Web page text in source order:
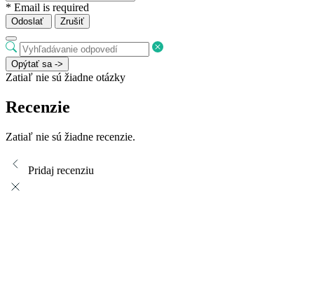
* Email is required
Odoslať Zrušiť
Opýtať sa ->
Zatiaľ nie sú žiadne otázky
Recenzie
Zatiaľ nie sú žiadne recenzie.
Pridaj recenziu